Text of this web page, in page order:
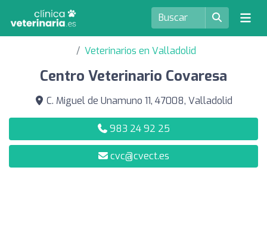
Veterinarios en Valladolid
Centro Veterinario Covaresa
C. Miguel de Unamuno 11, 47008, Valladolid
983 24 92 25
cvc@cvect.es